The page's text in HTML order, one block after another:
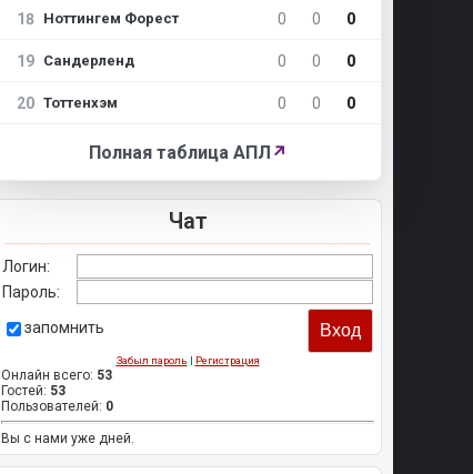
18 Ноттингем Форест 0 0 0
19 Сандерленд 0 0 0
20 Тоттенхэм 0 0 0
Полная таблица АПЛ ↗
Чат
Логин:
Пароль:
запомнить
Забыл пароль | Регистрация
Онлайн всего: 53
Гостей: 53
Пользователей: 0
Вы с нами уже дней.